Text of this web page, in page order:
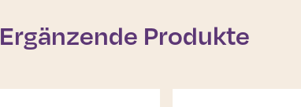
Ergänzende Produkte